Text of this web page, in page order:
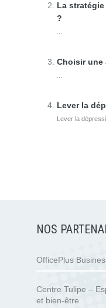
La
?
Choisir une
Lever la
Lever la
NOS
OfficePlus
Centre Tulipe –
et bien-être